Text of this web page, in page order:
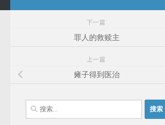
下一篇
罪人的救赎主
上一篇
瘫子得到医治
搜
索：